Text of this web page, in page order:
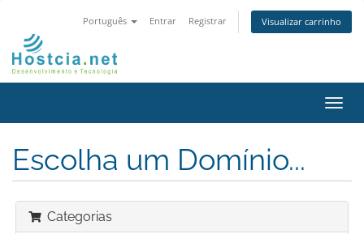
Português Entrar Registrar Visualizar carrinho
Escolha um Domínio...
Categorias